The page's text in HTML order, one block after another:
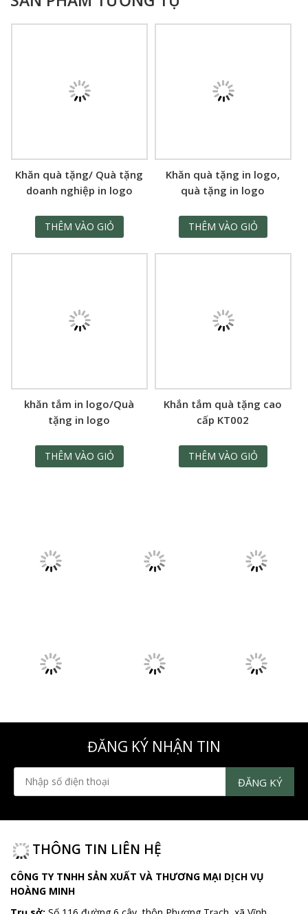
Khăn quà tặng/ Quà tặng
doanh nghiệp in logo
THÊM VÀO GIỎ
Khăn quà tặng in logo,
quà tặng in logo
THÊM VÀO GIỎ
khăn tắm in logo/Quà
tặng in logo
THÊM VÀO GIỎ
Khắn tắm quà tặng cao
cấp KT002
THÊM VÀO GIỎ
ĐĂNG KÝ NHẬN TIN
THÔNG TIN LIÊN HỆ
CÔNG TY TNHH SẢN XUẤT VÀ THƯƠNG MẠI DỊCH VỤ
HOÀNG MINH